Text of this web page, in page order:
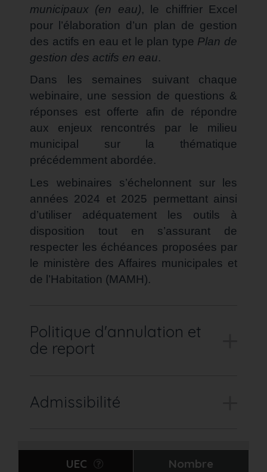
municipaux (en eau), le chiffrier Excel
pour l’élaboration d’un plan de gestion
des actifs en eau et le plan type Plan de
gestion des actifs en eau.
Dans les semaines suivant chaque
webinaire, une session de questions &
réponses est offerte afin de répondre
aux enjeux rencontrés par le milieu
municipal sur la thématique
précédemment abordée.
Les webinaires s’échelonnent sur les
années 2024 et 2025 permettant ainsi
d’utiliser adéquatement les outils à
disposition tout en s’assurant de
respecter les échéances proposées par
le ministère des Affaires municipales et
de l’Habitation (MAMH).
Politique d'annulation et
de report
Admissibilité
UEC
Nombre